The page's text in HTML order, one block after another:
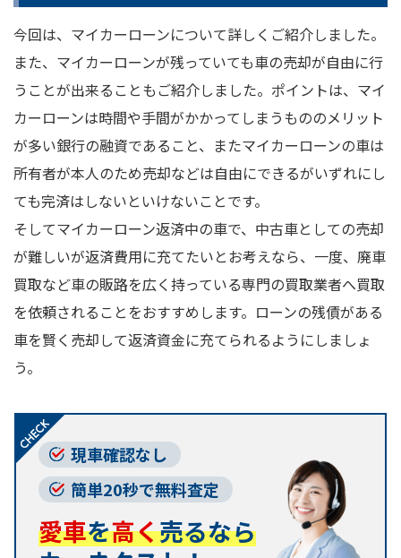
今回は、マイカーローンについて詳しくご紹介しました。
また、マイカーローンが残っていても車の売却が自由に行
うことが出来ることもご紹介しました。ポイントは、マイ
カーローンは時間や手間がかかってしまうもののメリット
が多い銀行の融資であること、またマイカーローンの車は
所有者が本人のため売却などは自由にできるがいずれにし
ても完済はしないといけないことです。
そしてマイカーローン返済中の車で、中古車としての売却
が難しいが返済費用に充てたいとお考えなら、一度、廃車
買取など車の販路を広く持っている専門の買取業者へ買取
を依頼されることをおすすめします。ローンの残債がある
車を賢く売却して返済資金に充てられるようにしましょ
う。
現車確認なし
簡単20秒で無料査定
愛車を高く売るなら